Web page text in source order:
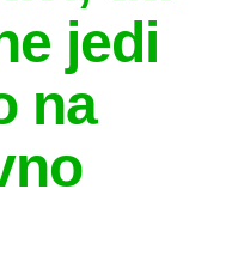
jedi
na